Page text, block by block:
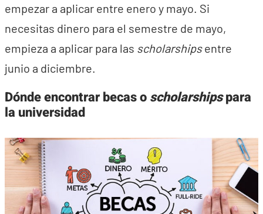
empezar a aplicar entre enero y mayo. Si
necesitas dinero para el semestre de mayo,
empieza a aplicar para las scholarshipsentre
junio a diciembre.
Dónde encontrar becas oscholarshipspara
la universidad